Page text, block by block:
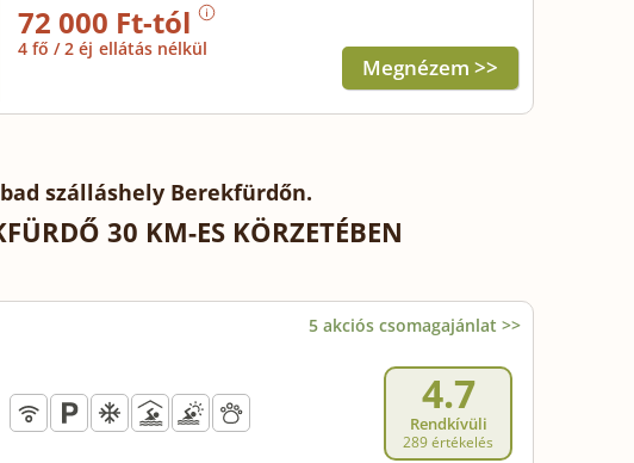
72 000 Ft-tól
4 fő / 2 éj ellátás nélkül
Megnézem >>
szálláshely Berekfürdőn.
30 KM-ES KÖRZETÉBEN
5 akciós csomagajánlat >>
4.7
Rendkívüli
289 értékelés